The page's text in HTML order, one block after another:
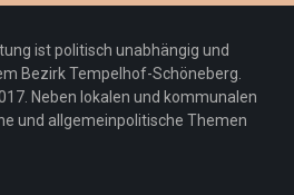
23. Juli 2026
mit Summer Sale und
Kollektion
19. Juli 2026
der Honig? – Neue EU-
gelten 14. Juni
zur Fußball-WM
ist politisch unabhängig und
Bezirk Tempelhof-Schöneberg.
Neben lokalen und kommunalen
und allgemeinpolitische Themen